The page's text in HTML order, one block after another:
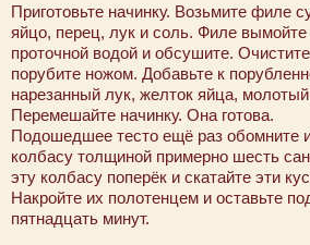
Приготовьте начинку. Возьмите филе
яйцо, перец, лук и соль. Филе
проточной водой и обсушите.
порубите ножом. Добавьте к
нарезанный лук, желток яйца,
Перемешайте начинку. Она готова.
Подошедшее тесто ещё раз обомните
колбасу толщиной примерно шесть
эту колбасу поперёк и скатайте эти
Накройте их полотенцем и оставьте
пятнадцать минут.